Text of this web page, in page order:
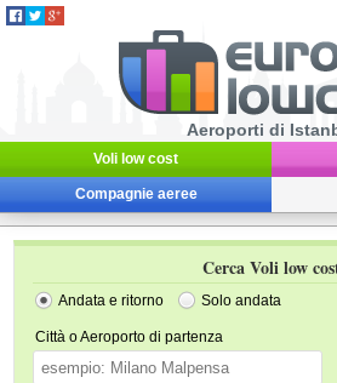
Aeroporti di
Voli low cost
Compagnie aeree
Cerca Voli low
Andata e ritorno Solo andata
Città o Aeroporto di partenza